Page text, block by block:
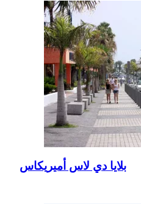
بلايا دي لاس أميريكاس